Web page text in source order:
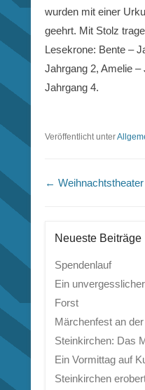
wurden mit einer
geehrt. Mit Stolz
Lesekrone: Bente –
Jahrgang 2, Amelie
Jahrgang 4.
Veröffentlicht unter
Beitragsnavigation
← Weihnachtstheater
Neueste Beiträge
Spendenlauf
Ein
Forst
Märchenfest an
Steinkirchen: Das
Ein Vormittag auf
Steinkirchen